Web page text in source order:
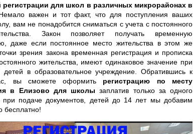
регистрации для школ в различных микрорайонах в
важен и тот факт, что для поступления ваших
вам не понадобится сниматься с учета с постоянного
Закон позволяет получать временную
даже если постоянное место жительства в этом же
зрения закона временная регистрация и прописка
жительства, имеют одинаковое значение при
детей в образовательное учреждение. Обратившись к
вы сможете оформить регистрацию по месту
в Елизово для школы заплатив только за одного
при подаче документов, детей до 14 лет мы добавим
бесплатно!